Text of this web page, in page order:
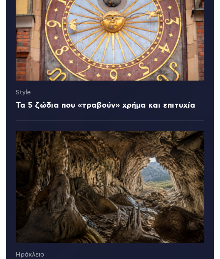
Style
Τα 5 ζώδια που «τραβούν» χρήμα και επιτυχία
Ηράκλειο